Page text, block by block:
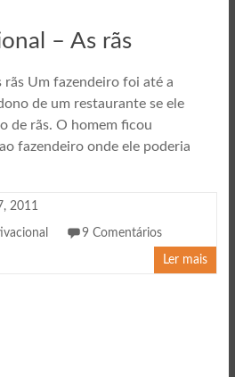
– As rãs
Um fazendeiro foi até a
de um restaurante se ele
de rãs. O homem ficou
fazendeiro onde ele poderia
2011
9 Comentários
Ler mais